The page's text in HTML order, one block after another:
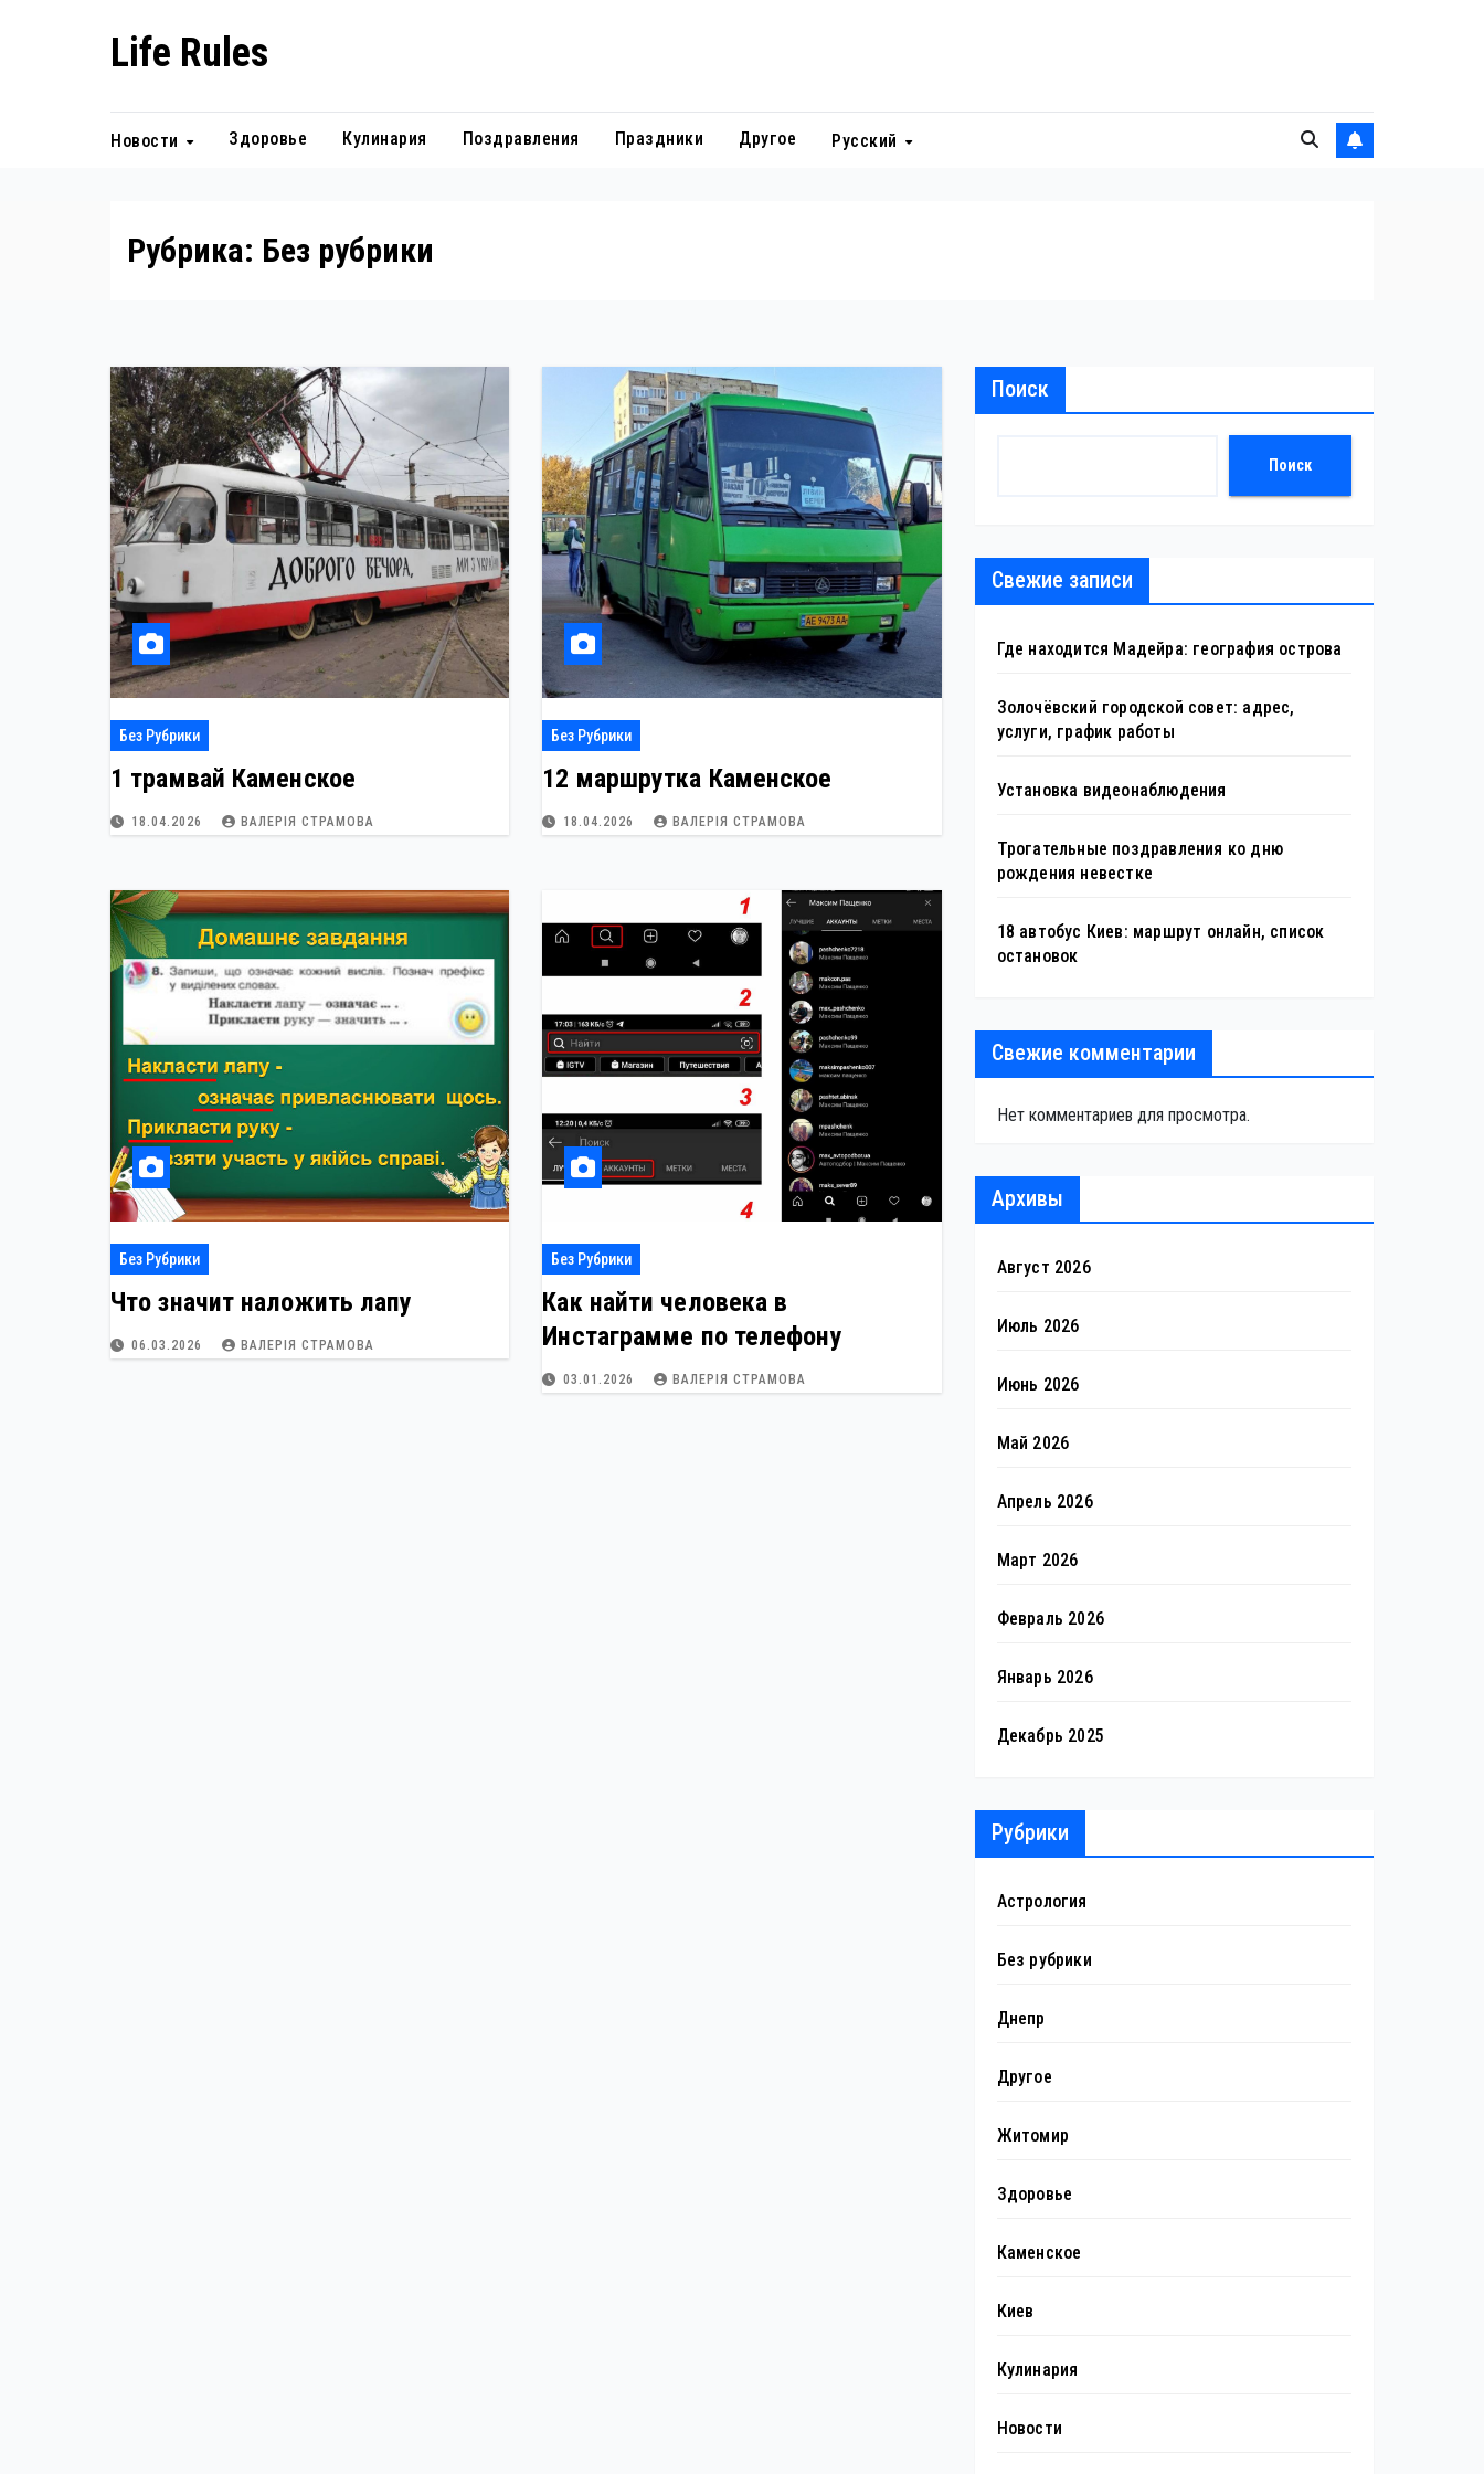
Life Rules
Новости Здоровье Кулинария Поздравления Праздники Другое Русский
Рубрика: Без рубрики
Без Рубрики
1 трамвай Каменское
18.04.2026 ВАЛЕРІЯ СТРАМОВА
Без Рубрики
12 маршрутка Каменское
18.04.2026 ВАЛЕРІЯ СТРАМОВА
Без Рубрики
Что значит наложить лапу
06.03.2026 ВАЛЕРІЯ СТРАМОВА
Без Рубрики
Как найти человека в
Инстаграмме по телефону
03.01.2026 ВАЛЕРІЯ СТРАМОВА
Поиск
Поиск
Свежие записи
Где находится Мадейра: география острова
Золочёвский городской совет: адрес,
услуги, график работы
Установка видеонаблюдения
Трогательные поздравления ко дню
рождения невестке
18 автобус Киев: маршрут онлайн, список
остановок
Свежие комментарии
Нет комментариев для просмотра.
Архивы
Август 2026
Июль 2026
Июнь 2026
Май 2026
Апрель 2026
Март 2026
Февраль 2026
Январь 2026
Декабрь 2025
Рубрики
Астрология
Без рубрики
Днепр
Другое
Житомир
Здоровье
Каменское
Киев
Кулинария
Новости